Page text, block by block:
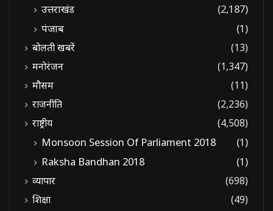
उत्तराखंड
(2,187)
पंजाब
(1)
बोलती खबरें
(13)
मनोरंजन
(1,347)
मौसम
(11)
राजनीति
(2,236)
राष्ट्रीय
(4,508)
Monsoon Session Of Parliament 2018
(1)
Raksha Bandhan 2018
(1)
व्यापार
(698)
शिक्षा
(49)